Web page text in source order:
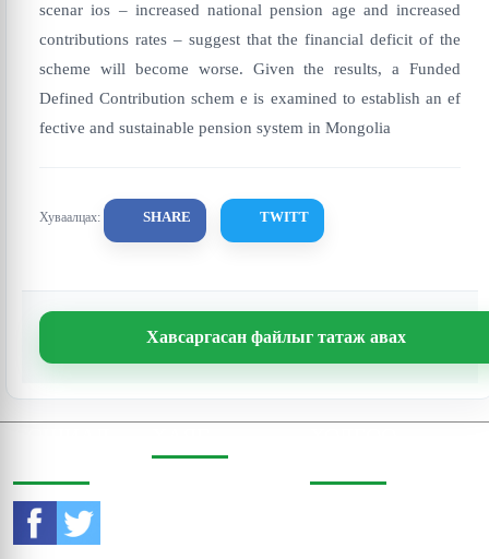
scenar ios – increased national pension age and increased
contributions rates – suggest that the financial deficit of the
scheme will become worse. Given the results, a Funded
Defined Contribution schem e is examined to establish an ef
fective and sustainable pension system in Mongolia
Хуваалцах: SHARE TWITT
Хавсаргасан файлыг татаж авах